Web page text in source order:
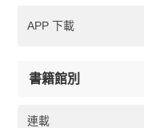
APP 下載
書籍館別
連載